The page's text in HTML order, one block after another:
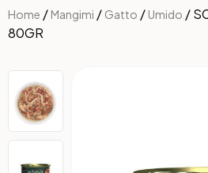
Home / Mangimi / Gatto / Umido /
80GR